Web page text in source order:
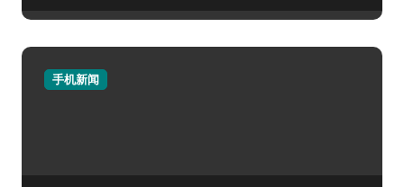
手机新闻